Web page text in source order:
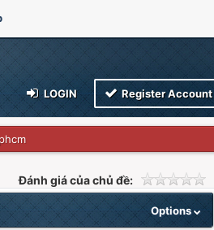
LOGIN Register Account
Đánh giá của chủ đề:
Options